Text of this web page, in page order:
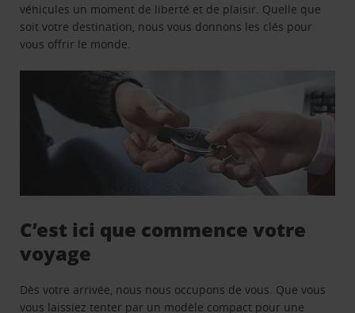
véhicules un moment de liberté et de plaisir. Quelle que
soit votre destination, nous vous donnons les clés pour
vous offrir le monde.
C’est ici que commence votre
voyage
Dès votre arrivée, nous nous occupons de vous. Que vous
vous laissiez tenter par un modèle compact pour une